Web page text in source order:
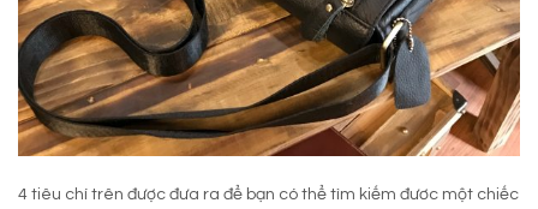
4 tiêu chí trên được đưa ra để bạn có thể tìm kiếm đươc một chiếc